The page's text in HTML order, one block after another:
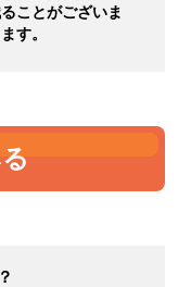
ことがございま
す。